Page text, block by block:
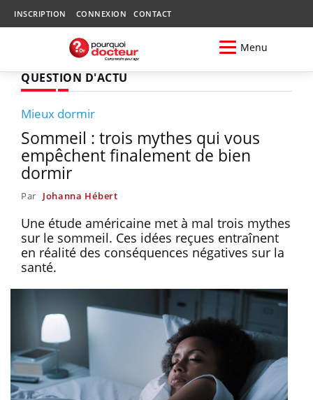
INSCRIPTION CONNEXION CONTACT
Menu
QUESTION D'ACTU
Mieux dormir
Sommeil : trois mythes qui vous
empêchent finalement de bien
dormir
Par Johanna Hébert
Une étude américaine met à mal trois mythes
sur le sommeil. Ces idées reçues entraînent
en réalité des conséquences négatives sur la
santé.